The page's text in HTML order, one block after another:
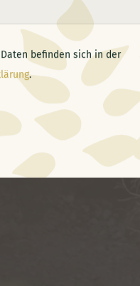
befinden sich in der
.